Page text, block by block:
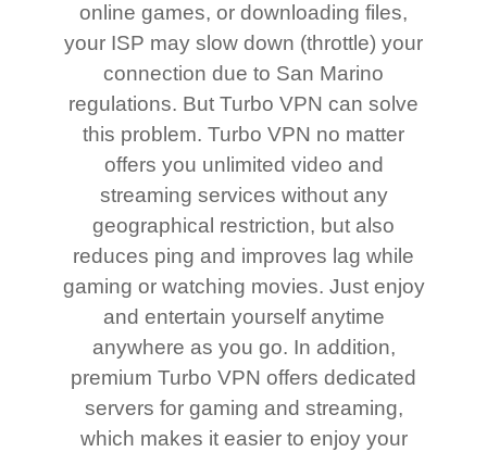
online games, or downloading files,
your ISP may slow down (throttle) your
connection due to San Marino
regulations. But Turbo VPN can solve
this problem. Turbo VPN no matter
offers you unlimited video and
streaming services without any
geographical restriction, but also
reduces ping and improves lag while
gaming or watching movies. Just enjoy
and entertain yourself anytime
anywhere as you go. In addition,
premium Turbo VPN offers dedicated
servers for gaming and streaming,
which makes it easier to enjoy your